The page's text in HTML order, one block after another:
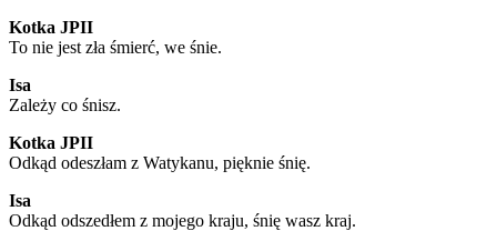
Kotka JPII
To nie jest zła śmierć, we śnie.
Isa
Zależy co śnisz.
Kotka JPII
Odkąd odeszłam z Watykanu, pięknie śnię.
Isa
Odkąd odszedłem z mojego kraju, śnię wasz kraj.